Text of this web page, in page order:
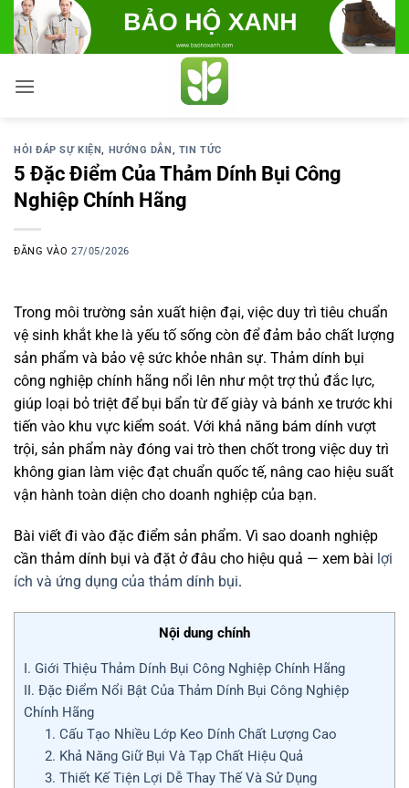
Bỏ
qua
nội
dung
HỎI ĐÁP SỰ KIỆN, HƯỚNG DẪN , TIN TỨC
5 Đặc Điểm Của Thảm Dính Bụi Công
Nghiệp Chính Hãng
ĐĂNG VÀO27/05/2026
Trong môi trường sản xuất hiện đại, việc duy trì tiêu chuẩn
vệ sinh khắt khe là yếu tố sống còn để đảm bảo chất lượng
sản phẩm và bảo vệ sức khỏe nhân sự. Thảm dính bụi
công nghiệp chính hãng nổi lên như một trợ thủ đắc lực,
giúp loại bỏ triệt để bụi bẩn từ đế giày và bánh xe trước khi
tiến vào khu vực kiểm soát. Với khả năng bám dính vượt
trội, sản phẩm này đóng vai trò then chốt trong việc duy trì
không gian làm việc đạt chuẩn quốc tế, nâng cao hiệu suất
vận hành toàn diện cho doanh nghiệp của bạn.
Bài viết đi vào đặc điểm sản phẩm. Vì sao doanh nghiệp
cần thảm dính bụi và đặt ở đâu cho hiệu quả — xem bài lợi
ích và ứng dụng của thảm dính bụi.
Nội dung chính
I. Giới Thiệu Thảm Dính Bụi Công Nghiệp Chính Hãng
II. Đặc Điểm Nổi Bật Của Thảm Dính Bụi Công Nghiệp
Chính Hãng
1. Cấu Tạo Nhiều Lớp Keo Dính Chất Lượng Cao
2. Khả Năng Giữ Bụi Và Tạp Chất Hiệu Quả
3. Thiết Kế Tiện Lợi Dễ Thay Thế Và Sử Dụng